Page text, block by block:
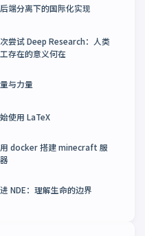
端分离下的国际化实现
尝试 Deep Research：人类
存在的意义何在
与力量
使用 LaTeX
docker 搭建 minecraft 服
NDE：理解生命的边界